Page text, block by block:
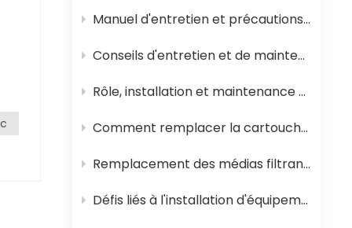
Manuel d'entretien et précautions d'emploi de la machine de remplissage d'eau en bouteille 3 en 1
Conseils d'entretien et de maintenance pour les machines de remplissage de yaourts et de lait en pots
Rôle, installation et maintenance des équipements de stérilisation UHT pour jus
Comment remplacer la cartouche filtrante en polypropylène et la membrane d'osmose inverse d'un système d'osmose inverse
Remplacement des médias filtrants dans les équipements de traitement de l'eau
Défis liés à l'installation d'équipements en Afrique